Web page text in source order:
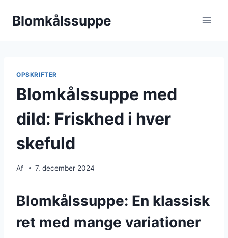
Blomkålssuppe
OPSKRIFTER
Blomkålssuppe med
dild: Friskhed i hver
skefuld
Af 7. december 2024
Blomkålssuppe: En klassisk
ret med mange variationer